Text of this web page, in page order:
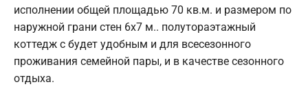
исполнении общей площадью 70 кв.м. и размером по
наружной грани стен 6х7 м.. полутораэтажный
коттедж с будет удобным и для всесезонного
проживания семейной пары, и в качестве сезонного
отдыха.